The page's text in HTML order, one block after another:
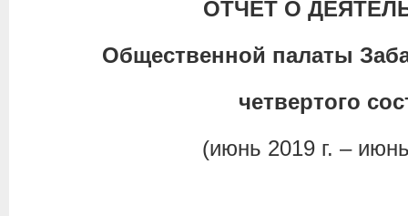
ОТЧЕТ О
Общественной палаты
четвертого
(июнь 2019 г. –